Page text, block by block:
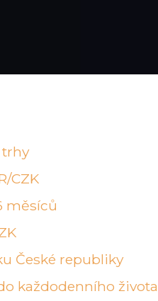
CZK
měsíců
České republiky
každodenního života